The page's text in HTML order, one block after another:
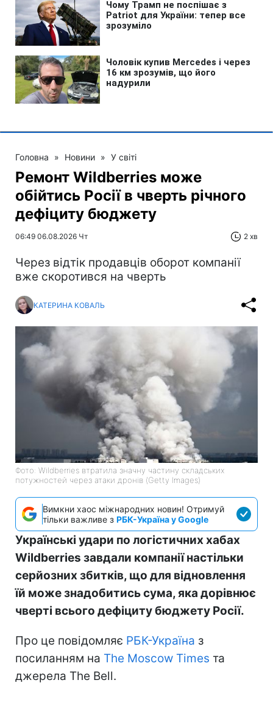
Головна » Новини » У світі
Ремонт Wildberries може
обійтись Росії в чверть річного
дефіциту бюджету
06:49 06.08.2026 Чт 2 хв
Через відтік продавців оборот компанії
вже скоротився на чверть
КАТЕРИНА КОВАЛЬ
Фото: Wildberries втратила значну частину складських
потужностей через атаки дронів (Getty Images)
Вимкни хаос міжнародних новин! Отримуй
тільки важливе з РБК-Україна у Google
Українські удари по логістичних хабах
Wildberries завдали компанії настільки
серйозних збитків, що для відновлення
їй може знадобитись сума, яка дорівнює
чверті всього дефіциту бюджету Росії.
Про це повідомляє РБК-Україна з
посиланням на The Moscow Times та
джерела The Bell.